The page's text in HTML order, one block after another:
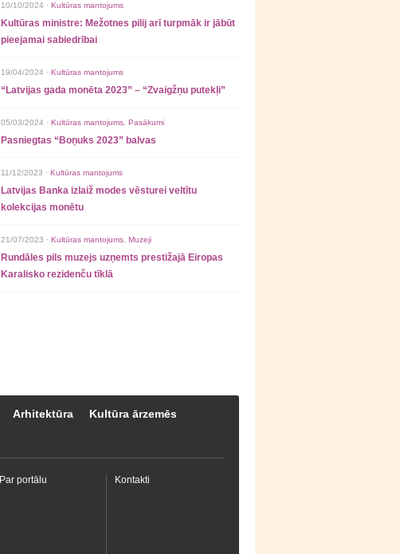
10/10/2024 · Kultūras mantojums
Kultūras ministre: Mežotnes pilij arī turpmāk ir jābūt
pieejamai sabiedrībai
19/04/2024 · Kultūras mantojums
“Latvijas gada monēta 2023” – “Zvaigžņu putekļi”
05/03/2024 · Kultūras mantojums Pasākumi
Pasniegtas “Boņuks 2023” balvas
11/12/2023 · Kultūras mantojums
Latvijas Banka izlaiž modes vēsturei veltītu
kolekcijas monētu
21/07/2023 · Kultūras mantojums Muzeji
Rundāles pils muzejs uzņemts prestižajā Eiropas
Karalisko rezidenču tīklā
Arhitektūra Kultūra ārzemēs
Par portālu Kontakti